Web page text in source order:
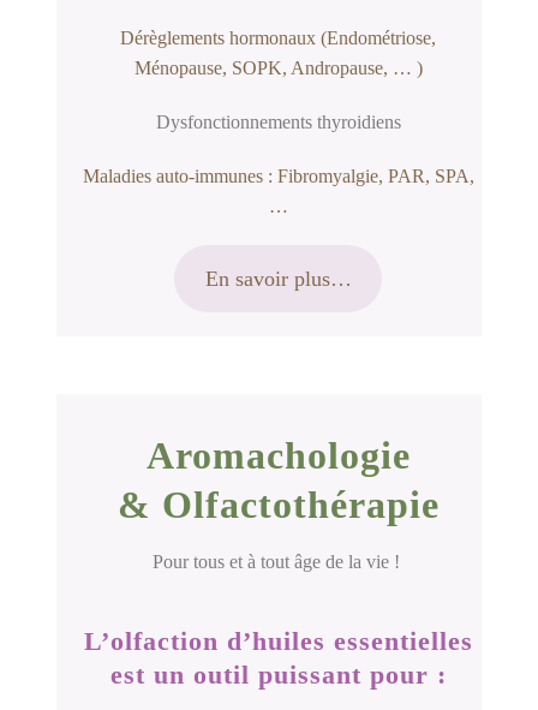
Dérèglements hormonaux (Endométriose,
Ménopause, SOPK, Andropause, … )
Dysfonctionnements thyroidiens
Maladies auto-immunes : Fibromyalgie, PAR, SPA,
…
En savoir plus…
Aromachologie
& Olfactothérapie
Pour tous et à tout âge de la vie !
L’olfaction d’huiles essentielles
est un outil puissant pour :